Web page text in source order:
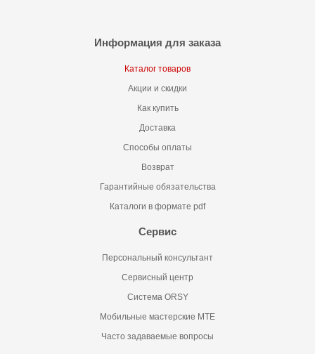
Информация для заказа
Каталог товаров
Акции и скидки
Как купить
Доставка
Способы оплаты
Возврат
Гарантийные обязательства
Каталоги в формате pdf
Сервис
Персональный консультант
Сервисный центр
Система ORSY
Мобильные мастерские MTE
Часто задаваемые вопросы